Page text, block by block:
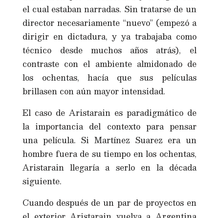
el cual estaban narradas. Sin tratarse de un
director necesariamente “nuevo” (empezó a
dirigir en dictadura, y ya trabajaba como
técnico desde muchos años atrás), el
contraste con el ambiente almidonado de
los ochentas, hacía que sus películas
brillasen con aún mayor intensidad.
El caso de Aristarain es paradigmático de
la importancia del contexto para pensar
una película. Si Martínez Suarez era un
hombre fuera de su tiempo en los ochentas,
Aristarain llegaría a serlo en la década
siguiente.
Cuando después de un par de proyectos en